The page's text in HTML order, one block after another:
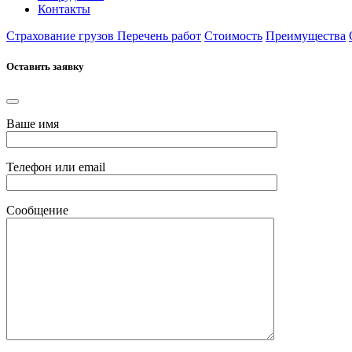
Контакты
Страхование грузов Перечень работ Стоимость Преимущества
Оставить заявку
Ваше имя
Телефон или email
Сообщение